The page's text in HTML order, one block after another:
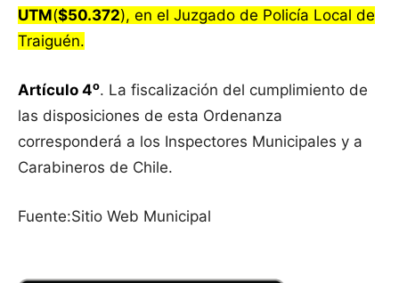
UTM($50.372), en el Juzgado de Policía Local de
Traiguén.
Artículo 4o. La fiscalización del cumplimiento de
las disposiciones de esta Ordenanza
corresponderá a los Inspectores Municipales y a
Carabineros de Chile.
Fuente:Sitio Web Municipal